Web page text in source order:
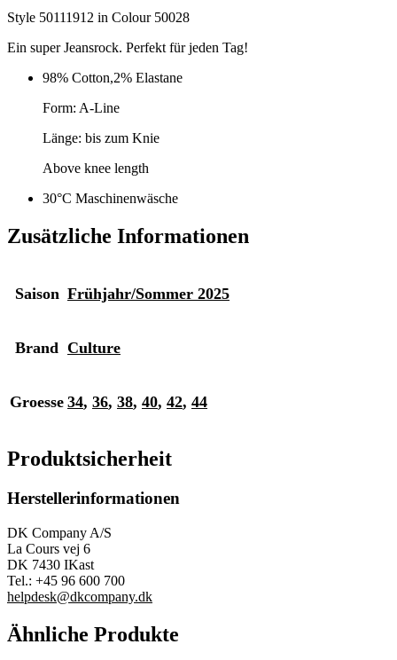
Style 50111912 in Colour 50028
Ein super Jeansrock. Perfekt für jeden Tag!
98% Cotton,2% Elastane
Form: A-Line
Länge: bis zum Knie
Above knee length
30°C Maschinenwäsche
Zusätzliche Informationen
Saison Frühjahr/Sommer 2025
Brand Culture
Groesse 34, 36, 38, 40, 42, 44
Produktsicherheit
Herstellerinformationen
DK Company A/S
La Cours vej 6
DK 7430 IKast
Tel.: +45 96 600 700
helpdesk@dkcompany.dk
Ähnliche Produkte